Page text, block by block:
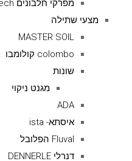
מפרקי חלבונים Deltech
מצעי שתילה
MASTER SOIL
colombo קולומבו
שונות
מגנט ניקוי
ADA
איסתא- ista
Fluval הפלובל
דנרלי DENNERLE